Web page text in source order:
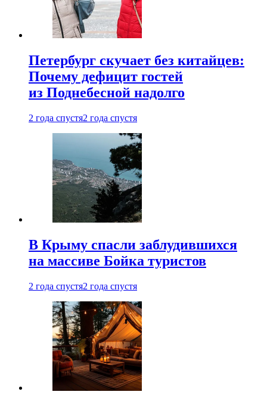
Петербург скучает без китайцев:
Почему дефицит гостей
из Поднебесной надолго
2 года спустя2 года спустя
В Крыму спасли заблудившихся
на массиве Бойка туристов
2 года спустя2 года спустя